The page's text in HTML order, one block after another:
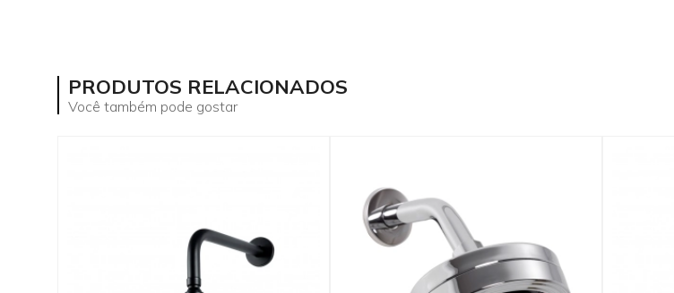
PRODUTOS RELACIONADOS
Você também pode gostar